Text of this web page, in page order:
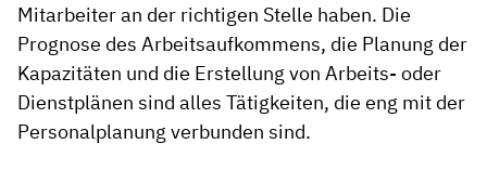
Mitarbeiter an der richtigen Stelle haben. Die
Prognose des Arbeitsaufkommens, die Planung der
Kapazitäten und die Erstellung von Arbeits- oder
Dienstplänen sind alles Tätigkeiten, die eng mit der
Personalplanung verbunden sind.